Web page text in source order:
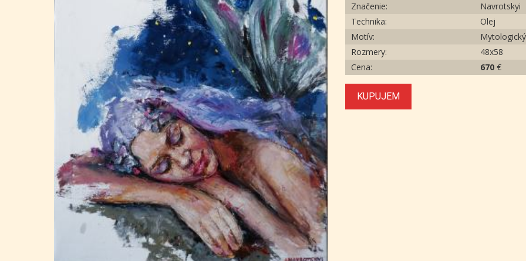
Značenie:
Navrotskyi
Technika:
Olej
Motív:
Rozmery:
48х58
Cena:
670 €
KUPUJEM